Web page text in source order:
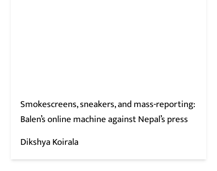
Smokescreens, sneakers, and mass-reporting:
Balen’s online machine against Nepal’s press
Dikshya Koirala